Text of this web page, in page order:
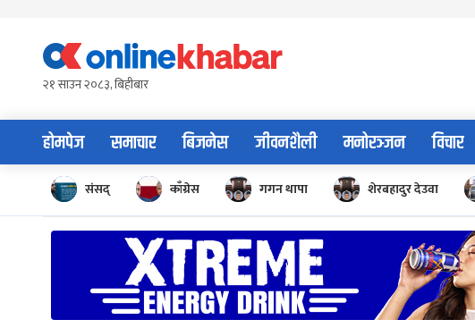
content२१ साउन २०८३, बिहीबार
होमपेज समाचार बिजनेस जीवनशैली मनोरञ्जन विचार
संसद् काँग्रेस गगन थापा शेरबहादुर देउवा